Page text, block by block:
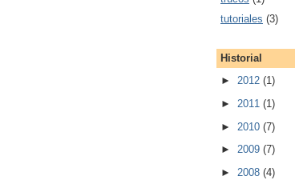
tutoriales (3)
Historial
► 2012 (1)
► 2011 (1)
► 2010 (7)
► 2009 (7)
► 2008 (4)